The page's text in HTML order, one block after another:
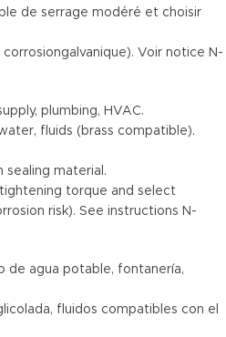
de serrage modéré et choisir
Voir notice N-
plumbing, HVAC.
fluids (brass compatible).
sealing material.
torque and select
risk). See instructions N-
de agua potable, fontanería,
fluidos compatibles con el